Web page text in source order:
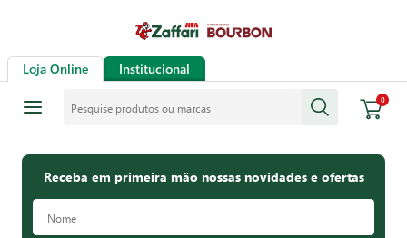
Loja Online Institucional
0
Receba em primeira mão nossas novidades e ofertas